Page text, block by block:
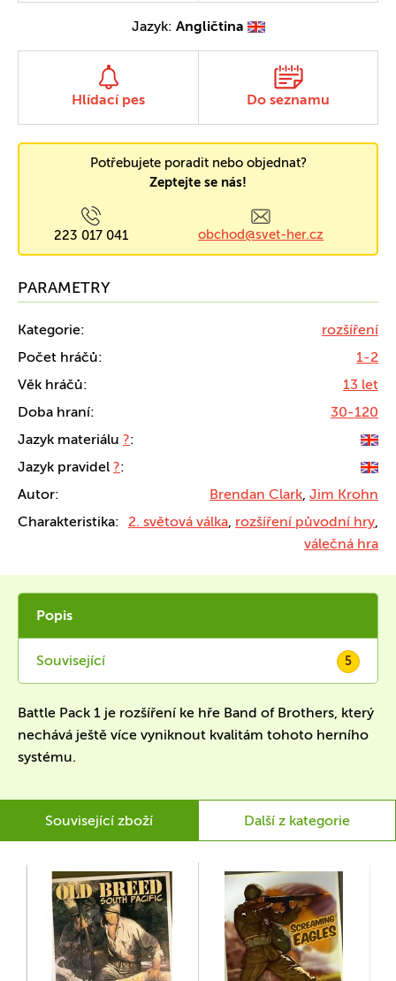
Jazyk: Angličtina
Hlídací pes Do seznamu
Potřebujete poradit nebo objednat?
Zeptejte se nás!
223 017 041 obchod@svet-her.cz
PARAMETRY
Kategorie:
rozšíření
Počet hráčů:
1-2
Věk hráčů:
13 let
Doba hraní:
30-120
Jazyk materiálu ?:
Jazyk pravidel ?:
Autor:
Brendan Clark, Jim Krohn
Charakteristika:
2. světová válka, rozšíření původní hry,
válečná hra
Popis
Související 5
Battle Pack 1 je rozšíření ke hře Band of Brothers, který
nechává ještě více vyniknout kvalitám tohoto herního
systému.
Související zboží Další z kategorie